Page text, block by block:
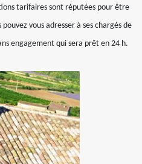
tarifaires sont réputées pour être
vous adresser à ses chargés de
engagement qui sera prêt en 24 h.